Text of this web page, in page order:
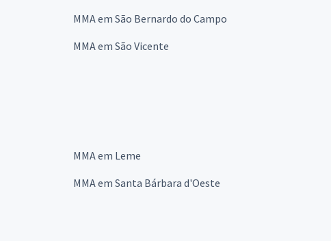
MMA em São Bernardo do Campo
MMA em São Vicente
MMA em Leme
MMA em Santa Bárbara d'Oeste